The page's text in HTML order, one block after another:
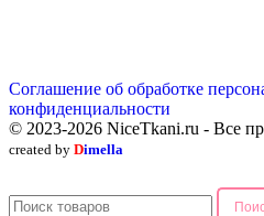
Соглашение об обработке
конфиденциальности
© 2023-2026 NiceTkani.ru - Все
created by Dimella